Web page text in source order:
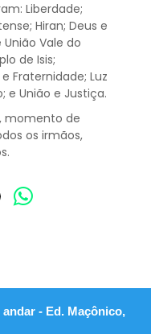
Liberdade;
Hiran; Deus e
Vale do
de Isis;
Fraternidade; Luz
e União e Justiça.
momento de
os irmãos,
andar - Ed. Maçônico,